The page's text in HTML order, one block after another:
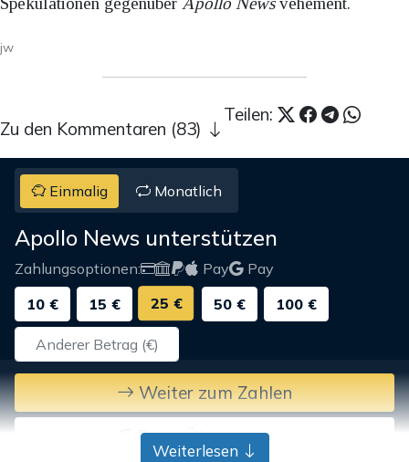
jw
Teilen:
Zu den Kommentaren (83)
Einmalig Monatlich
Apollo News unterstützen
Zahlungsoptionen: Pay
Pay
10 €
15 € 25 € 50 € 100 €
Weiter zum Zahlen
Bank-Überweisung
Weiterlesen